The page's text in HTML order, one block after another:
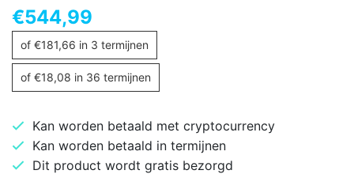
€544,99
of €181,66 in 3 termijnen
of €18,08 in 36 termijnen
Kan worden betaald met cryptocurrency
Kan worden betaald in termijnen
Dit product wordt gratis bezorgd